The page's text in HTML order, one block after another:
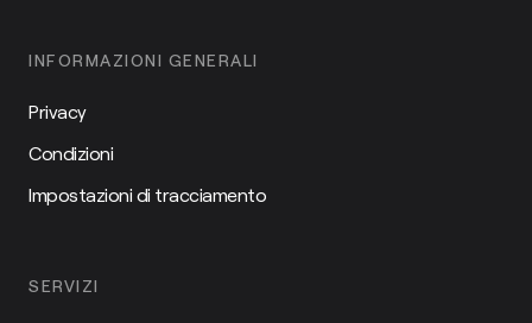
INFORMAZIONI GENERALI
Privacy
Condizioni
Impostazioni di tracciamento
SERVIZI